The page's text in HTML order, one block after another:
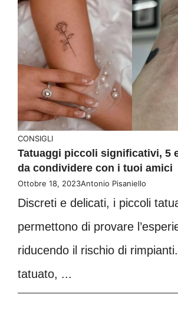
CONSIGLI
Tatuaggi piccoli significativi, 5
da condividere con i tuoi amici
Ottobre 18, 2023Antonio Pisaniello
Discreti e delicati, i piccoli
permettono di provare
riducendo il rischio di
tatuato, ...